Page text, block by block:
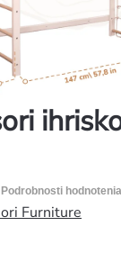
Podrobnosti hodnotenia
Furniture